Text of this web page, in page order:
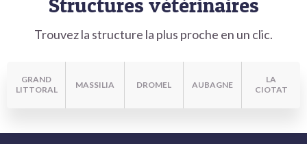
Trouvez la structure la plus proche en un clic.
GRAND
LITTORAL
MASSILIA DROMEL AUBAGNE
LA
CIOTAT